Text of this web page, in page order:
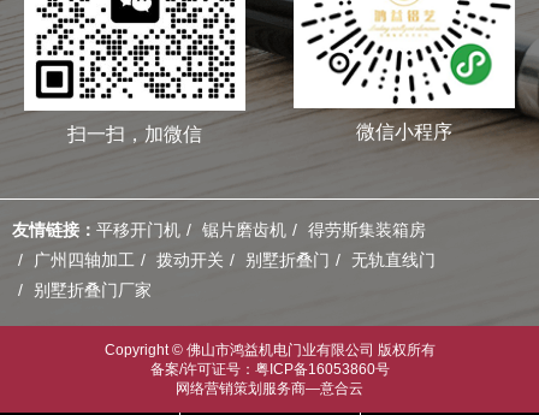
扫一扫，加微信 微信小程序
友情链接： 平移开门机 锯片磨齿机
得劳斯集装箱房
广州四轴加工
拨动开关 别墅折叠门
无轨直线门
别墅折叠门厂家
Copyright © 佛山市鸿益机电门业有限公司 版权所有
备案/许可证号：粤ICP备16053860号
网络营销策划服务商—意合云